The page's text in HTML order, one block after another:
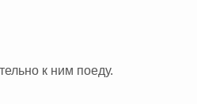
к ним поеду.